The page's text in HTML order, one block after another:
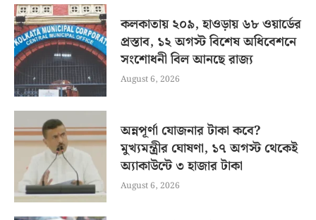
কলকাতায় ২০৯, হাওড়ায় ৬৮ ওয়ার্ডের
প্রস্তাব, ১২ অগস্ট বিশেষ অধিবেশনে
সংশোধনী বিল আনছে রাজ্য
August 6, 2026
অন্নপূর্ণা যোজনার টাকা কবে?
মুখ্যমন্ত্রীর ঘোষণা, ১৭ অগস্ট থেকেই
অ্যাকাউন্টে ৩ হাজার টাকা
August 6, 2026